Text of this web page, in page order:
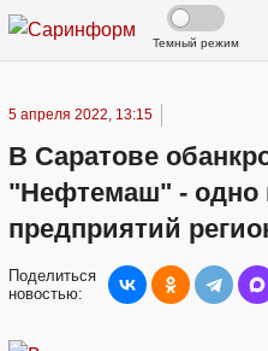
Темный режим
5 апреля 2022, 13:15
В Саратове
"Нефтемаш" - одно
предприятий
Поделиться
новостью: